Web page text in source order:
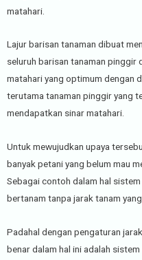
matahari.
Lajur barisan tanaman dibuat
seluruh barisan tanaman
matahari yang optimum dengan
terutama tanaman pinggir yang
mendapatkan sinar matahari.
Untuk mewujudkan upaya
banyak petani yang belum mau
Sebagai contoh dalam hal
bertanam tanpa jarak tanam
Padahal dengan pengaturan
benar dalam hal ini adalah